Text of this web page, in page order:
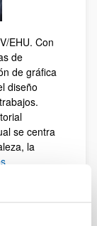
EHU. Con
de
de gráfica
diseño
se centra
la